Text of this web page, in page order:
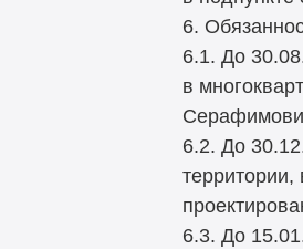
6.
6.1. До
в
6.2. До
территории,
6.3. До